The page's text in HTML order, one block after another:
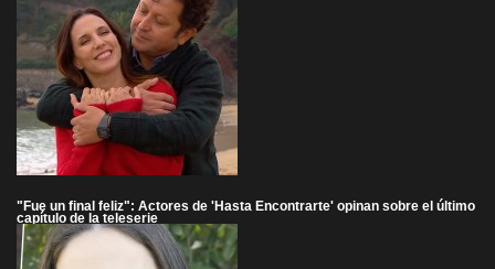
"Fue un final feliz": Actores de 'Hasta Encontrarte' opinan sobre el último
capítulo de la teleserie